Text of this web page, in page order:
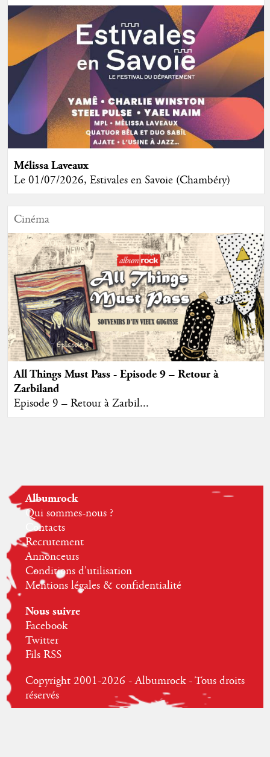
Mélissa Laveaux
Le 01/07/2026, Estivales en Savoie (Chambéry)
Cinéma
All Things Must Pass - Episode 9 – Retour à
Zarbiland
Episode 9 – Retour à Zarbil...
Albumrock
Qui sommes-nous ?
Contacts
Recrutement
Annonceurs
Conditions d'utilisation
Mentions légales & confidentialité
Nous suivre
Facebook
Twitter
Fils RSS
Copyright 2001-2026 - Albumrock - Tous droits
réservés